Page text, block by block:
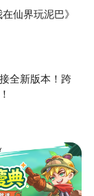
仙界玩泥巴》
全新版本！跨